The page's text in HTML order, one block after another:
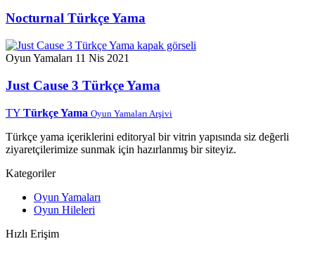
Nocturnal Türkçe Yama
Oyun Yamaları 11 Nis 2021
Just Cause 3 Türkçe Yama
TY Türkçe Yama Oyun Yamaları Arşivi
Türkçe yama içeriklerini editoryal bir vitrin yapısında siz değerli
ziyaretçilerimize sunmak için hazırlanmış bir siteyiz.
Kategoriler
Oyun Yamaları
Oyun Hileleri
Hızlı Erişim